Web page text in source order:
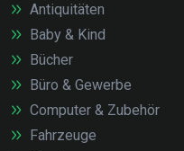
Antiquitäten
Baby & Kind
Bücher
Büro & Gewerbe
Computer & Zubehör
Fahrzeuge